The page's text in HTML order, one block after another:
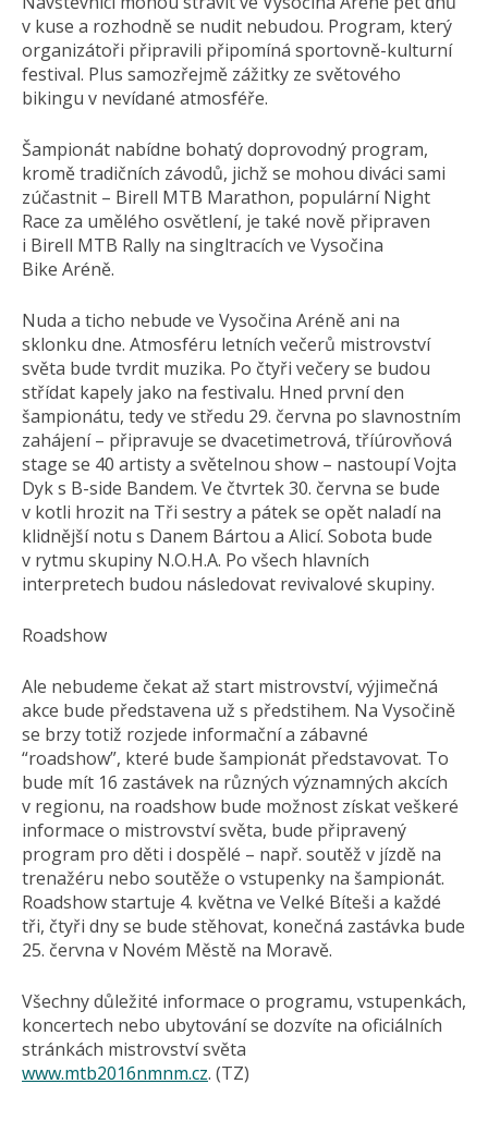
v kuse a rozhodně se nudit nebudou. Program, který
organizátoři připravili připomíná sportovně-kulturní
festival. Plus samozřejmě zážitky ze světového
bikingu v nevídané atmosféře.
Šampionát nabídne bohatý doprovodný program,
kromě tradičních závodů, jichž se mohou diváci sami
zúčastnit – Birell MTB Marathon, populární Night
Race za umělého osvětlení, je také nově připraven
i Birell MTB Rally na singltracích ve Vysočina
Bike Aréně.
Nuda a ticho nebude ve Vysočina Aréně ani na
sklonku dne. Atmosféru letních večerů mistrovství
světa bude tvrdit muzika. Po čtyři večery se budou
střídat kapely jako na festivalu. Hned první den
šampionátu, tedy ve středu 29. června po slavnostním
zahájení – připravuje se dvacetimetrová, tříúrovňová
stage se 40 artisty a světelnou show – nastoupí Vojta
Dyk s B-side Bandem. Ve čtvrtek 30. června se bude
v kotli hrozit na Tři sestry a pátek se opět naladí na
klidnější notu s Danem Bártou a Alicí. Sobota bude
v rytmu skupiny N.O.H.A. Po všech hlavních
interpretech budou následovat revivalové skupiny.
Roadshow
Ale nebudeme čekat až start mistrovství, výjimečná
akce bude představena už s předstihem. Na Vysočině
se brzy totiž rozjede informační a zábavné
“roadshow”, které bude šampionát představovat. To
bude mít 16 zastávek na různých významných akcích
v regionu, na roadshow bude možnost získat veškeré
informace o mistrovství světa, bude připravený
program pro děti i dospělé – např. soutěž v jízdě na
trenažéru nebo soutěže o vstupenky na šampionát.
Roadshow startuje 4. května ve Velké Bíteši a každé
tři, čtyři dny se bude stěhovat, konečná zastávka bude
25. června v Novém Městě na Moravě.
Všechny důležité informace o programu, vstupenkách,
koncertech nebo ubytování se dozvíte na oficiálních
stránkách mistrovství světa
www.mtb2016nmnm.cz. (TZ)